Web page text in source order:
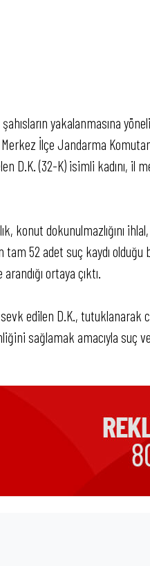
yakalanmasına
İlçe Jandarma
D.K. (32-K) isimli kadını, il
konut dokunulmazlığını
52 adet suç kaydı olduğu
ortaya çıktı.
edilen D.K., tutuklanarak
sağlamak amacıyla suç